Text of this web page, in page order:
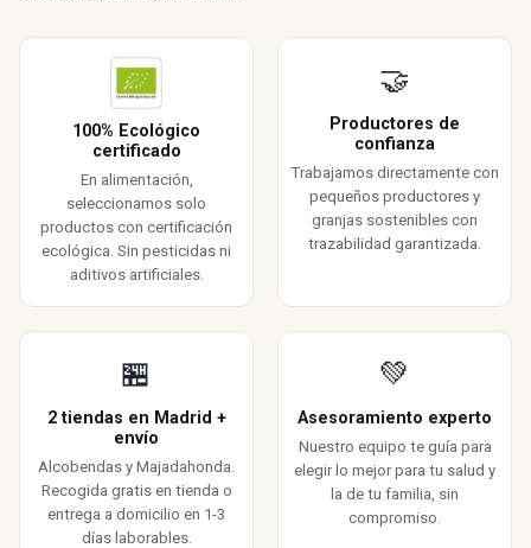
100% Ecológico
certificado
En alimentación,
seleccionamos solo
productos con certificación
ecológica. Sin pesticidas ni
aditivos artificiales.
🤝
Productores de
confianza
Trabajamos directamente con
pequeños productores y
granjas sostenibles con
trazabilidad garantizada.
🏪
2 tiendas en Madrid +
envío
Alcobendas y Majadahonda.
Recogida gratis en tienda o
entrega a domicilio en 1-3
días laborables.
💚
Asesoramiento experto
Nuestro equipo te guía para
elegir lo mejor para tu salud y
la de tu familia, sin
compromiso.